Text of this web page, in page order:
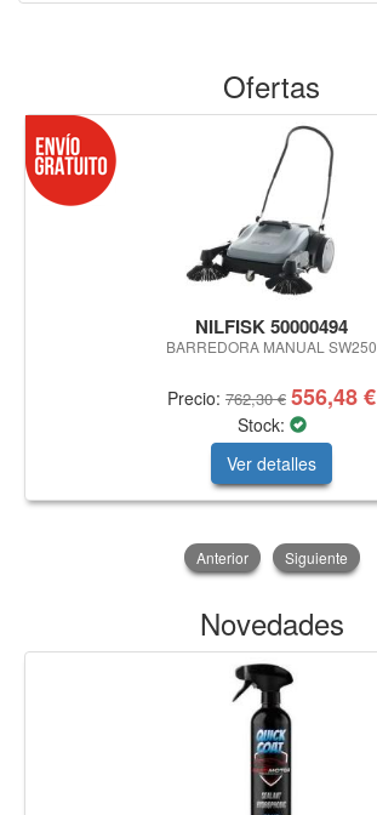
Ofertas
NILFISK 50000494
BARREDORA MANUAL SW250
Precio: 762,30 € 556,48 €
Stock:
Ver detalles
Anterior Siguiente
Novedades